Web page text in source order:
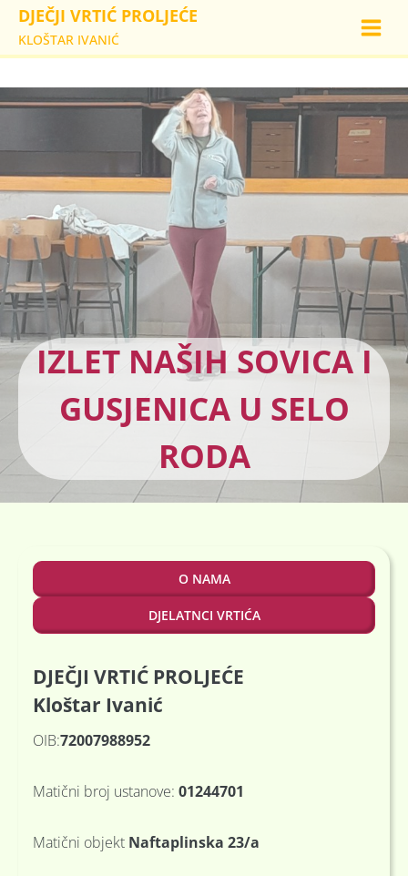
Skip
content
DJEČJI VRTIĆ PROLJEĆE
KLOŠTAR IVANIĆ
IZLET NAŠIH SOVICA I
GUSJENICA U SELO
RODA
O NAMA
DJELATNCI VRTIĆA
DJEČJI VRTIĆ PROLJEĆE
Kloštar Ivanić
OIB:72007988952
Matični broj ustanove: 01244701
Matični objekt Naftaplinska 23/a